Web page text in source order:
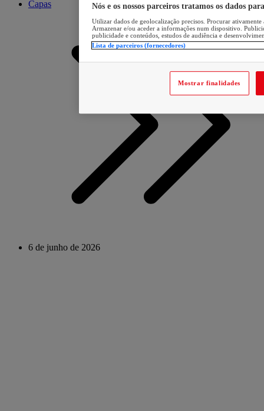
Capas
6 de junho de 2026
Nós e os nossos parceiros tratamos os dados
Utilizar dados de geolocalização precisos. Procurar
Armazenar e/ou aceder a informações num dispositivo.
publicidade e conteúdos, estudos de audiência e
Lista de parceiros (fornecedores)
Mostrar finalidades